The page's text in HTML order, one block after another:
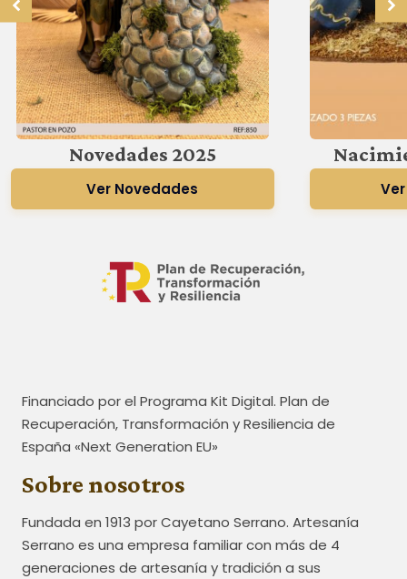
Novedades 2025
Ver Novedades
Financiado por el Programa Kit Digital. Plan de
Recuperación, Transformación y Resiliencia de
España «Next Generation EU»
Sobre nosotros
Fundada en 1913 por Cayetano Serrano. Artesanía
Serrano es una empresa familiar con más de 4
generaciones de artesanía y tradición a sus